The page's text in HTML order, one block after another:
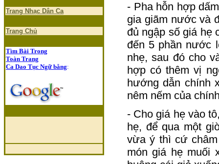
Trang Nhạc Dân Ca
Trang Chủ
Tìm Bài Trong
Toàn Trang
Ca Dao Tục Ngữ bằng:
- Pha hỗn hợp
gia giãm nước và
đủ ngập số giá hẹ
đến 5 phần nước
nhẹ, sau đó cho
hợp có thêm vị
hướng dẫn chính
nêm nếm của
- Cho giá hẹ vào
hẹ, để qua một
vừa ý thì cứ
món giá hẹ muối